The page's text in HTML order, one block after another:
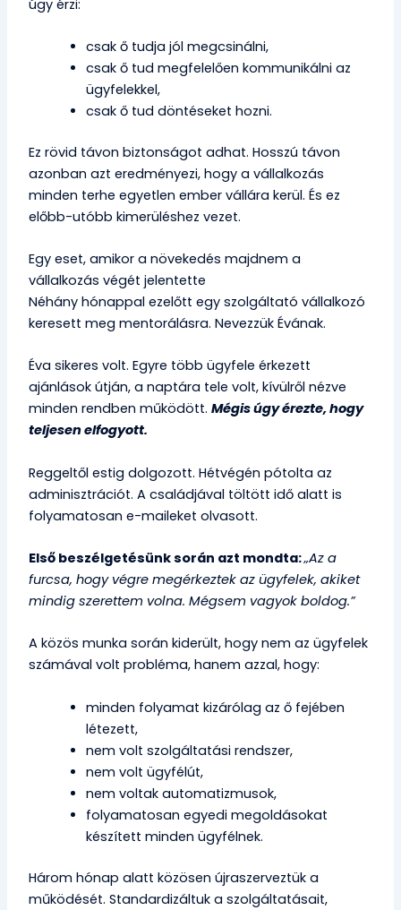
úgy érzi:
csak ő tudja jól megcsinálni,
csak ő tud megfelelően kommunikálni az
ügyfelekkel,
csak ő tud döntéseket hozni.
Ez rövid távon biztonságot adhat. Hosszú távon
azonban azt eredményezi, hogy a vállalkozás
minden terhe egyetlen ember vállára kerül. És ez
előbb-utóbb kimerüléshez vezet.
Egy eset, amikor a növekedés majdnem a
vállalkozás végét jelentette
Néhány hónappal ezelőtt egy szolgáltató vállalkozó
keresett meg mentorálásra. Nevezzük Évának.
Éva sikeres volt. Egyre több ügyfele érkezett
ajánlások útján, a naptára tele volt, kívülről nézve
minden rendben működött.Mégis úgy érezte, hogy
teljesen elfogyott.
Reggeltől estig dolgozott. Hétvégén pótolta az
adminisztrációt. A családjával töltött idő alatt is
folyamatosan e-maileket olvasott.
Első beszélgetésünk során azt mondta:„Az a
furcsa, hogy végre megérkeztek az ügyfelek, akiket
mindig szerettem volna. Mégsem vagyok boldog.”
A közös munka során kiderült, hogy nem az ügyfelek
számával volt probléma, hanem azzal, hogy:
minden folyamat kizárólag az ő fejében
létezett,
nem volt szolgáltatási rendszer,
nem volt ügyfélút,
nem voltak automatizmusok,
folyamatosan egyedi megoldásokat
készített minden ügyfélnek.
Három hónap alatt közösen újraszerveztük a
működését. Standardizáltuk a szolgáltatásait,